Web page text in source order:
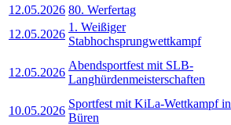
12.05.2026 80. Werfertag
12.05.2026
1. Weißiger
Stabhochsprungwettkampf
12.05.2026
Abendsportfest mit SLB-
Langhürdenmeisterschaften
10.05.2026
Sportfest mit KiLa-Wettkampf in
Büren